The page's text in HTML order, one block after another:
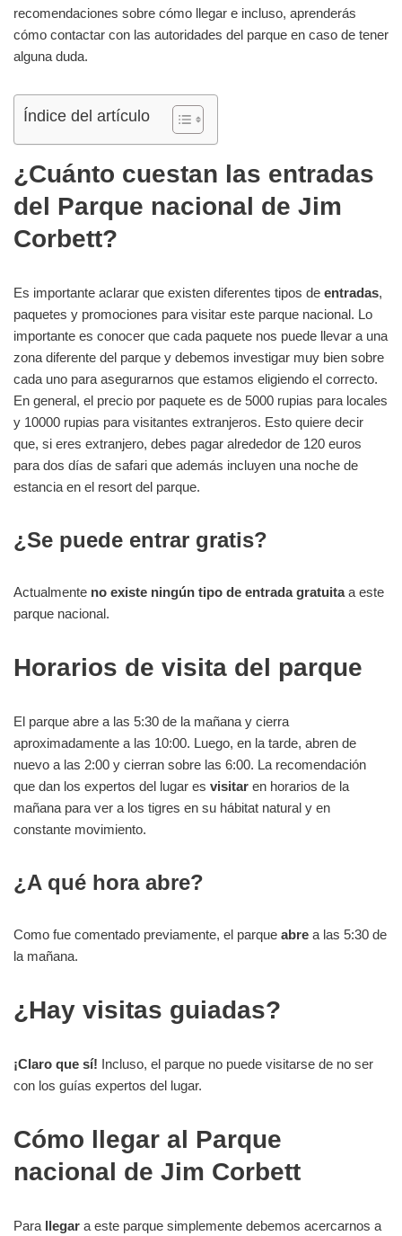
recomendaciones sobre cómo llegar e incluso, aprenderás
cómo contactar con las autoridades del parque en caso de tener
alguna duda.
Índice del artículo
¿Cuánto cuestan las entradas
del Parque nacional de Jim
Corbett?
Es importante aclarar que existen diferentes tipos de entradas,
paquetes y promociones para visitar este parque nacional. Lo
importante es conocer que cada paquete nos puede llevar a una
zona diferente del parque y debemos investigar muy bien sobre
cada uno para asegurarnos que estamos eligiendo el correcto.
En general, el precio por paquete es de 5000 rupias para locales
y 10000 rupias para visitantes extranjeros. Esto quiere decir
que, si eres extranjero, debes pagar alrededor de 120 euros
para dos días de safari que además incluyen una noche de
estancia en el resort del parque.
¿Se puede entrar gratis?
Actualmente no existe ningún tipo de entrada gratuitaa este
parque nacional.
Horarios de visita del parque
El parque abre a las 5:30 de la mañana y cierra
aproximadamente a las 10:00. Luego, en la tarde, abren de
nuevo a las 2:00 y cierran sobre las 6:00. La recomendación
que dan los expertos del lugar es visitar en horarios de la
mañana para ver a los tigres en su hábitat natural y en
constante movimiento.
¿A qué hora abre?
Como fue comentado previamente, el parque abre a las 5:30 de
la mañana.
¿Hay visitas guiadas?
¡Claro que sí! Incluso, el parque no puede visitarse de no ser
con los guías expertos del lugar.
Cómo llegar al Parque
nacional de Jim Corbett
Para llegar a este parque simplemente debemos acercarnos a